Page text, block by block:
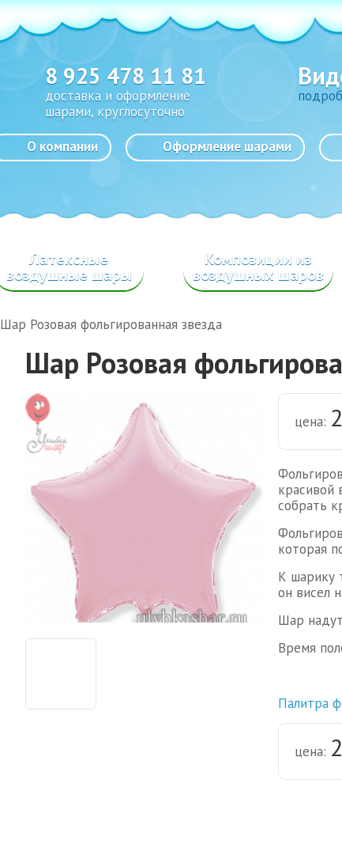
8 925 478 11 81
доставка и оформление
шарами, круглосуточно
О компании Оформление шарами
Латексные
воздушные шары
Композиции из
воздушных шаров
Шар Розовая фольгированная звезда
Шар Розовая
цена:
собрать
которая
К шарику
он висел
Шар
Время
Палитра
цена: